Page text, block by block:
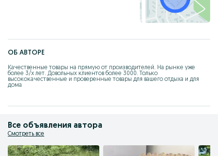
ОБ АВТОРЕ
Качественные товары на прямую от производителей. На рынке уже
более 3/х лет. Довольных клиентов более 3000. Только
высококачественные и проверенные товары для вашего отдыха и для
дома
Все объявления автора
Смотреть все